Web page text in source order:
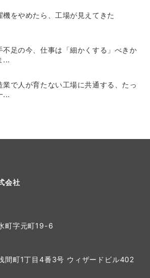
機をやめたら、工場が見えてきた
不足の今、仕事は「細かくする」べきか
...
業で人が育たない工場に共通する、たっ
...
会社
町字元町19-6
間町1丁目4番3号 ウィザードビル402